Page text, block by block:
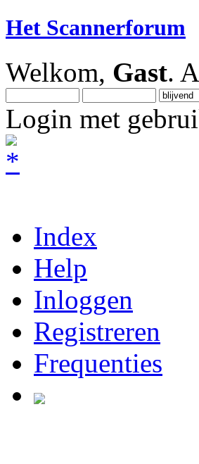
Het Scannerforum
Welkom, Gast.
Login met
Index
Help
Inloggen
Registreren
Frequenties